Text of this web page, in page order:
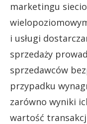
marketingu
i usługi
sprzedaży
sprzedawców
przypadku
zarówno wyniki
wartość